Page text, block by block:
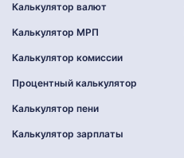
Калькулятор валют
Калькулятор МРП
Калькулятор комиссии
Процентный калькулятор
Калькулятор пени
Калькулятор зарплаты